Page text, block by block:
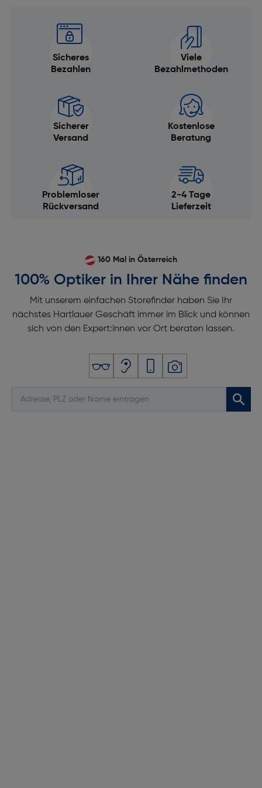
Sicheres
Bezahlen
Viele
Bezahlmethoden
Sicherer
Versand
Kostenlose
Beratung
Problemloser
Rückversand
2-4 Tage
Lieferzeit
160 Mal in Österreich
100% Optiker in Ihrer Nähe finden
Mit unserem einfachen Storefinder haben Sie Ihr
nächstes Hartlauer Geschäft immer im Blick und können
sich von den Expert:innen vor Ort beraten lassen.